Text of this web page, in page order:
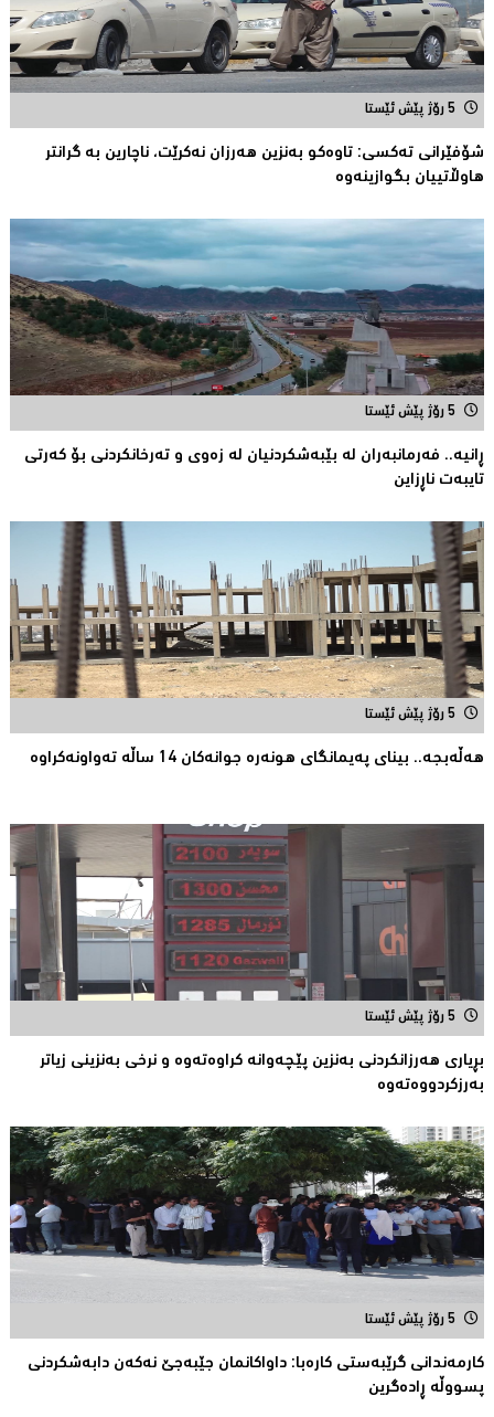
5 رۆژ پێش ئێستا
شۆفێرانى تەکسى: تاوەکو بەنزین هەرزان نەکرێت، ناچارین بە گرانتر
هاوڵاتییان بگوازینەوە
5 رۆژ پێش ئێستا
ڕانیە.. فەرمانبەران لە بێبەشکردنیان لە زەوى و تەرخانکردنى بۆ کەرتى
تایبەت ناڕزاین
5 رۆژ پێش ئێستا
هەڵەبجە.. بینای پەیمانگای هونەرە جوانەكان 14 ساڵە تەواونەکراوە
5 رۆژ پێش ئێستا
بڕیارى هەرزانکردنى بەنزین پێچەوانە کراوەتەوە و نرخى بەنزینى زیاتر
بەرزکردووەتەوە
5 رۆژ پێش ئێستا
كارمەندانی گرێبەستی كارەبا: داواکانمان جێبەجێ نەکەن دابەشكردنی
پسووڵە ڕادەگرین